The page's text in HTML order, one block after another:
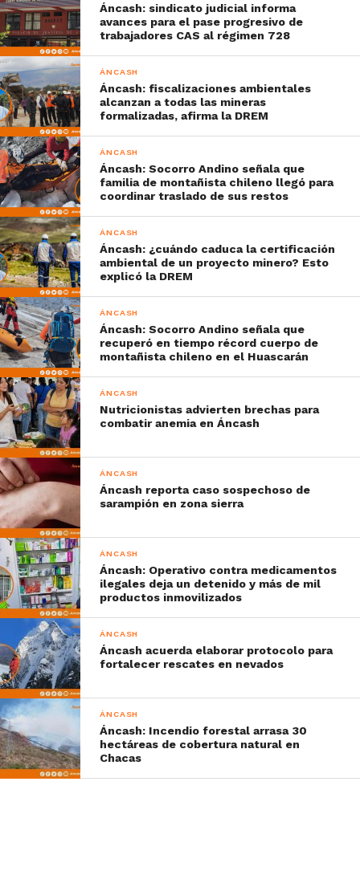
Áncash: sindicato judicial informa
avances para el pase progresivo de
trabajadores CAS al régimen 728
ÁNCASH
Áncash: fiscalizaciones ambientales
alcanzan a todas las mineras
formalizadas, afirma la DREM
ÁNCASH
Áncash: Socorro Andino señala que
familia de montañista chileno llegó para
coordinar traslado de sus restos
ÁNCASH
Áncash: ¿cuándo caduca la certificación
ambiental de un proyecto minero? Esto
explicó la DREM
ÁNCASH
Áncash: Socorro Andino señala que
recuperó en tiempo récord cuerpo de
montañista chileno en el Huascarán
ÁNCASH
Nutricionistas advierten brechas para
combatir anemia en Áncash
ÁNCASH
Áncash reporta caso sospechoso de
sarampión en zona sierra
ÁNCASH
Áncash: Operativo contra medicamentos
ilegales deja un detenido y más de mil
productos inmovilizados
ÁNCASH
Áncash acuerda elaborar protocolo para
fortalecer rescates en nevados
ÁNCASH
Áncash: Incendio forestal arrasa 30
hectáreas de cobertura natural en
Chacas